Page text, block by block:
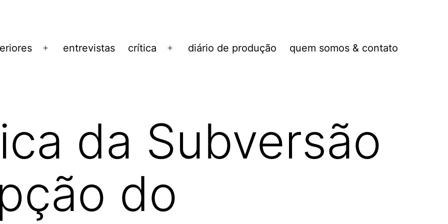
Abrir
entrevistas crítica
Abrir
diário de produção quem somos & contato
da Subversão
do